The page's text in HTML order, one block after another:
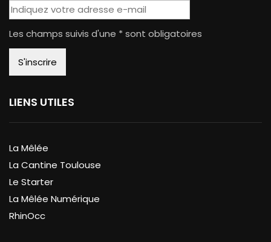
Les champs suivis d'une * sont obligatoires
LIENS UTILES
La Mêlée
La Cantine Toulouse
Le Starter
La Mêlée Numérique
RhinOcc